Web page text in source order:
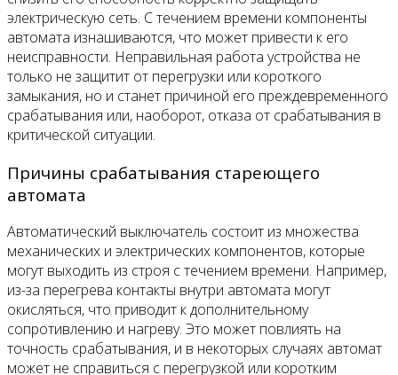
электрическую сеть. С течением времени компоненты
автомата изнашиваются, что может привести к его
неисправности. Неправильная работа устройства не
только не защитит от перегрузки или короткого
замыкания, но и станет причиной его преждевременного
срабатывания или, наоборот, отказа от срабатывания в
критической ситуации.
Причины срабатывания стареющего
автомата
Автоматический выключатель состоит из множества
механических и электрических компонентов, которые
могут выходить из строя с течением времени. Например,
из-за перегрева контакты внутри автомата могут
окисляться, что приводит к дополнительному
сопротивлению и нагреву. Это может повлиять на
точность срабатывания, и в некоторых случаях автомат
может не справиться с перегрузкой или коротким